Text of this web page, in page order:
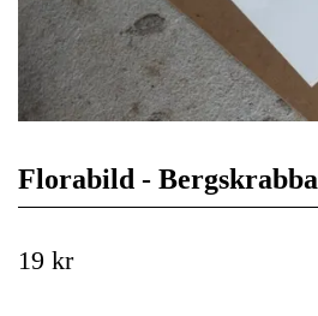
Florabild - Bergskrabba
19 kr